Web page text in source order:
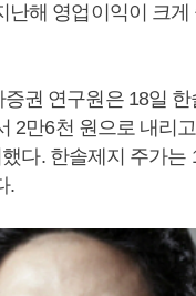
난해 영업이익이 크게
권 연구원은 18일
2만6천 원으로 내리
다. 한솔제지 주가는
.